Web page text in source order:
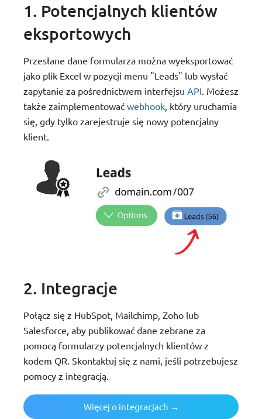
1. Potencjalnych klientów
eksportowych
Przesłane dane formularza można wyeksportować
jako plik Excel w pozycji menu "Leads" lub wysłać
zapytanie za pośrednictwem interfejsu API. Możesz
także zaimplementować webhook, który uruchamia
się, gdy tylko zarejestruje się nowy potencjalny
klient.
2. Integracje
Połącz się z HubSpot, Mailchimp, Zoho lub
Salesforce, aby publikować dane zebrane za
pomocą formularzy potencjalnych klientów z
kodem QR. Skontaktuj się z nami, jeśli potrzebujesz
pomocy z integracją.
Więcej o integracjach →